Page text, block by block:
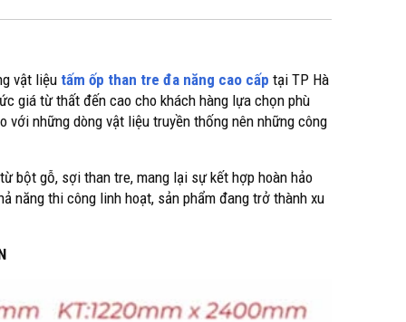
vật liệu tấm ốp than tre đa năng cao cấp tại TP Hà
giá từ thất đến cao cho khách hàng lựa chọn phù
những dòng vật liệu truyền thống nên những công
bột gỗ, sợi than tre, mang lại sự kết hợp hoàn hảo
năng thi công linh hoạt, sản phẩm đang trở thành xu